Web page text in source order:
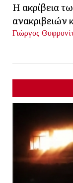
Η ακρίβεια
ανακριβειών
Γιώργος